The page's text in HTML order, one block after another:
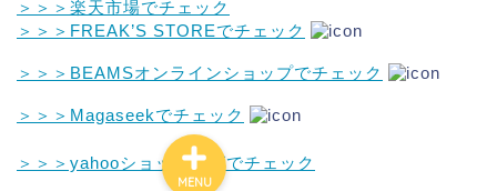
＞＞＞楽天市場でチェック
＞＞＞FREAK’S STOREでチェック
＞＞＞BEAMSオンラインショップでチェック
＞＞＞Magaseekでチェック
＞＞＞yahooショッピングでチェック
MENU